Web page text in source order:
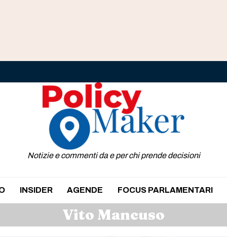
Notizie e commenti da e per chi prende decisioni
INSIDER AGENDE FOCUS PARLAMENTARI
Vito Mancuso